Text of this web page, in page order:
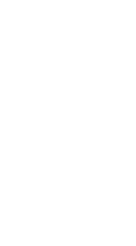
HALLITUKSEN
HALLITUKSEN
HALLITUKSEN